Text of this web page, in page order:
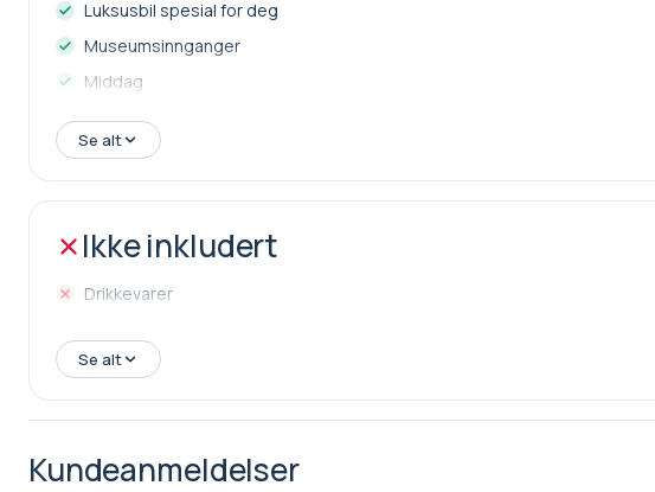
Luksusbil spesial for deg
Museumsinnganger
Middag
Se alt
Ikke inkludert
Drikkevarer
Se alt
Kundeanmeldelser